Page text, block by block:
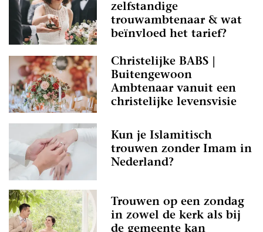
zelfstandige
trouwambtenaar & wat
beïnvloed het tarief?
Christelijke BABS |
Buitengewoon
Ambtenaar vanuit een
christelijke levensvisie
Kun je Islamitisch
trouwen zonder Imam in
Nederland?
Trouwen op een zondag
in zowel de kerk als bij
de gemeente kan